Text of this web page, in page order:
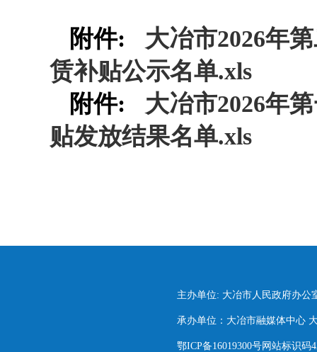
附件:
大冶市2026年
赁补贴公示名单.xls
附件:
大冶市2026年
贴发放结果名单.xls
主办单位: 大冶市人民政府办公
承办单位：大冶市融媒体中心
鄂ICP备16019300号网站标识码